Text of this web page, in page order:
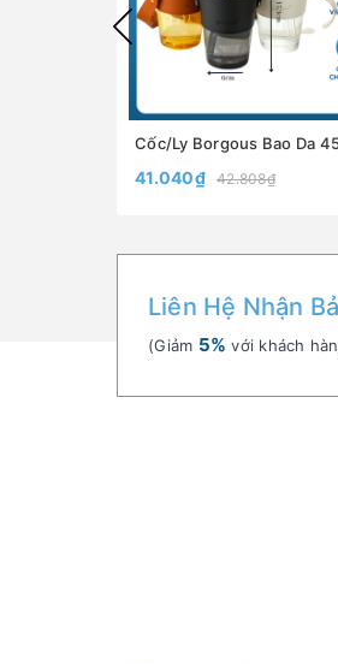
41.040₫ 42.808₫
Liên Hệ Nhận
(Giảm 5% với khách